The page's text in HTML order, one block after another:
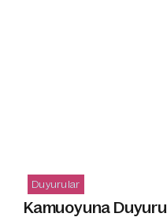
Duyurular
Kamuoyuna Duyuru